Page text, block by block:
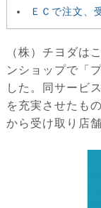
ＥＣで注文、
（株）チヨダは
ンショップで「
した。同サービ
を充実させたも
から受け取り店